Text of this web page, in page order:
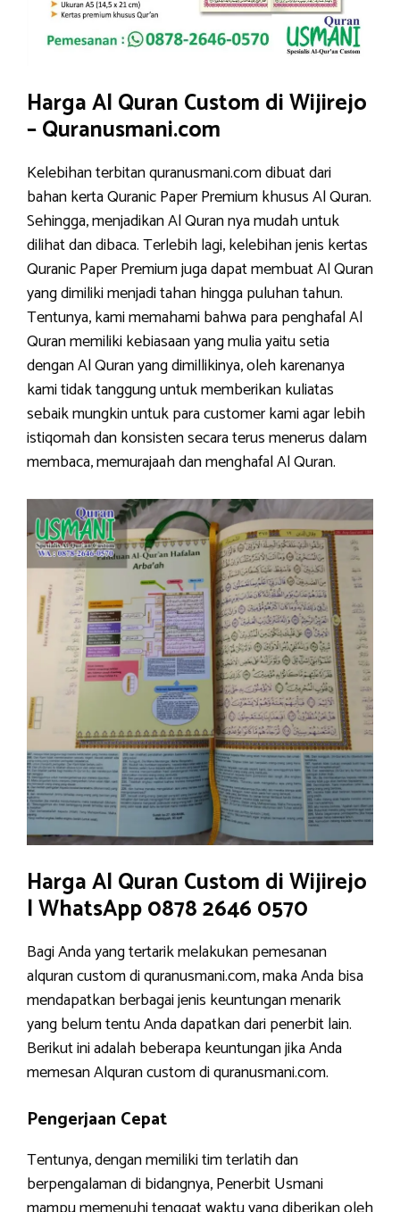
Harga Al Quran Custom di Wijirejo
– Quranusmani.com
Kelebihan terbitan quranusmani.com dibuat dari
bahan kerta Quranic Paper Premium khusus Al Quran.
Sehingga, menjadikan Al Quran nya mudah untuk
dilihat dan dibaca. Terlebih lagi, kelebihan jenis kertas
Quranic Paper Premium juga dapat membuat Al Quran
yang dimiliki menjadi tahan hingga puluhan tahun.
Tentunya, kami memahami bahwa para penghafal Al
Quran memiliki kebiasaan yang mulia yaitu setia
dengan Al Quran yang dimillikinya, oleh karenanya
kami tidak tanggung untuk memberikan kuliatas
sebaik mungkin untuk para customer kami agar lebih
istiqomah dan konsisten secara terus menerus dalam
membaca, memurajaah dan menghafal Al Quran.
Harga Al Quran Custom di Wijirejo
| WhatsApp 0878 2646 0570
Bagi Anda yang tertarik melakukan pemesanan
alquran custom di quranusmani.com, maka Anda bisa
mendapatkan berbagai jenis keuntungan menarik
yang belum tentu Anda dapatkan dari penerbit lain.
Berikut ini adalah beberapa keuntungan jika Anda
memesan Alquran custom di quranusmani.com.
Pengerjaan Cepat
Tentunya, dengan memiliki tim terlatih dan
berpengalaman di bidangnya, Penerbit Usmani